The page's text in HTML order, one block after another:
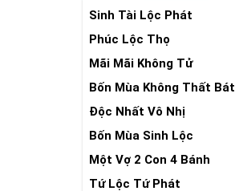
Sinh Tài Lộc Phát
Phúc Lộc Thọ
Mãi Mãi Không Tử
Bốn Mùa Không Thất Bát
Độc Nhất Vô Nhị
Bốn Mùa Sinh Lộc
Một Vợ 2 Con 4 Bánh
Tứ Lộc Tứ Phát